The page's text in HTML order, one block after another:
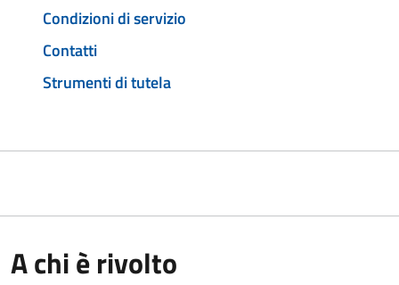
Condizioni di servizio
Contatti
Strumenti di tutela
A chi è rivolto